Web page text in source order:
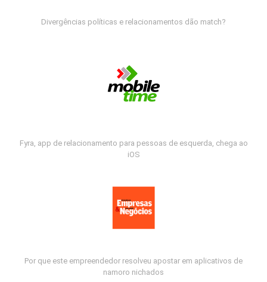
Divergências políticas e relacionamentos dão match?
Fyra, app de relacionamento para pessoas de esquerda, chega ao
iOS
Por que este empreendedor resolveu apostar em aplicativos de
namoro nichados